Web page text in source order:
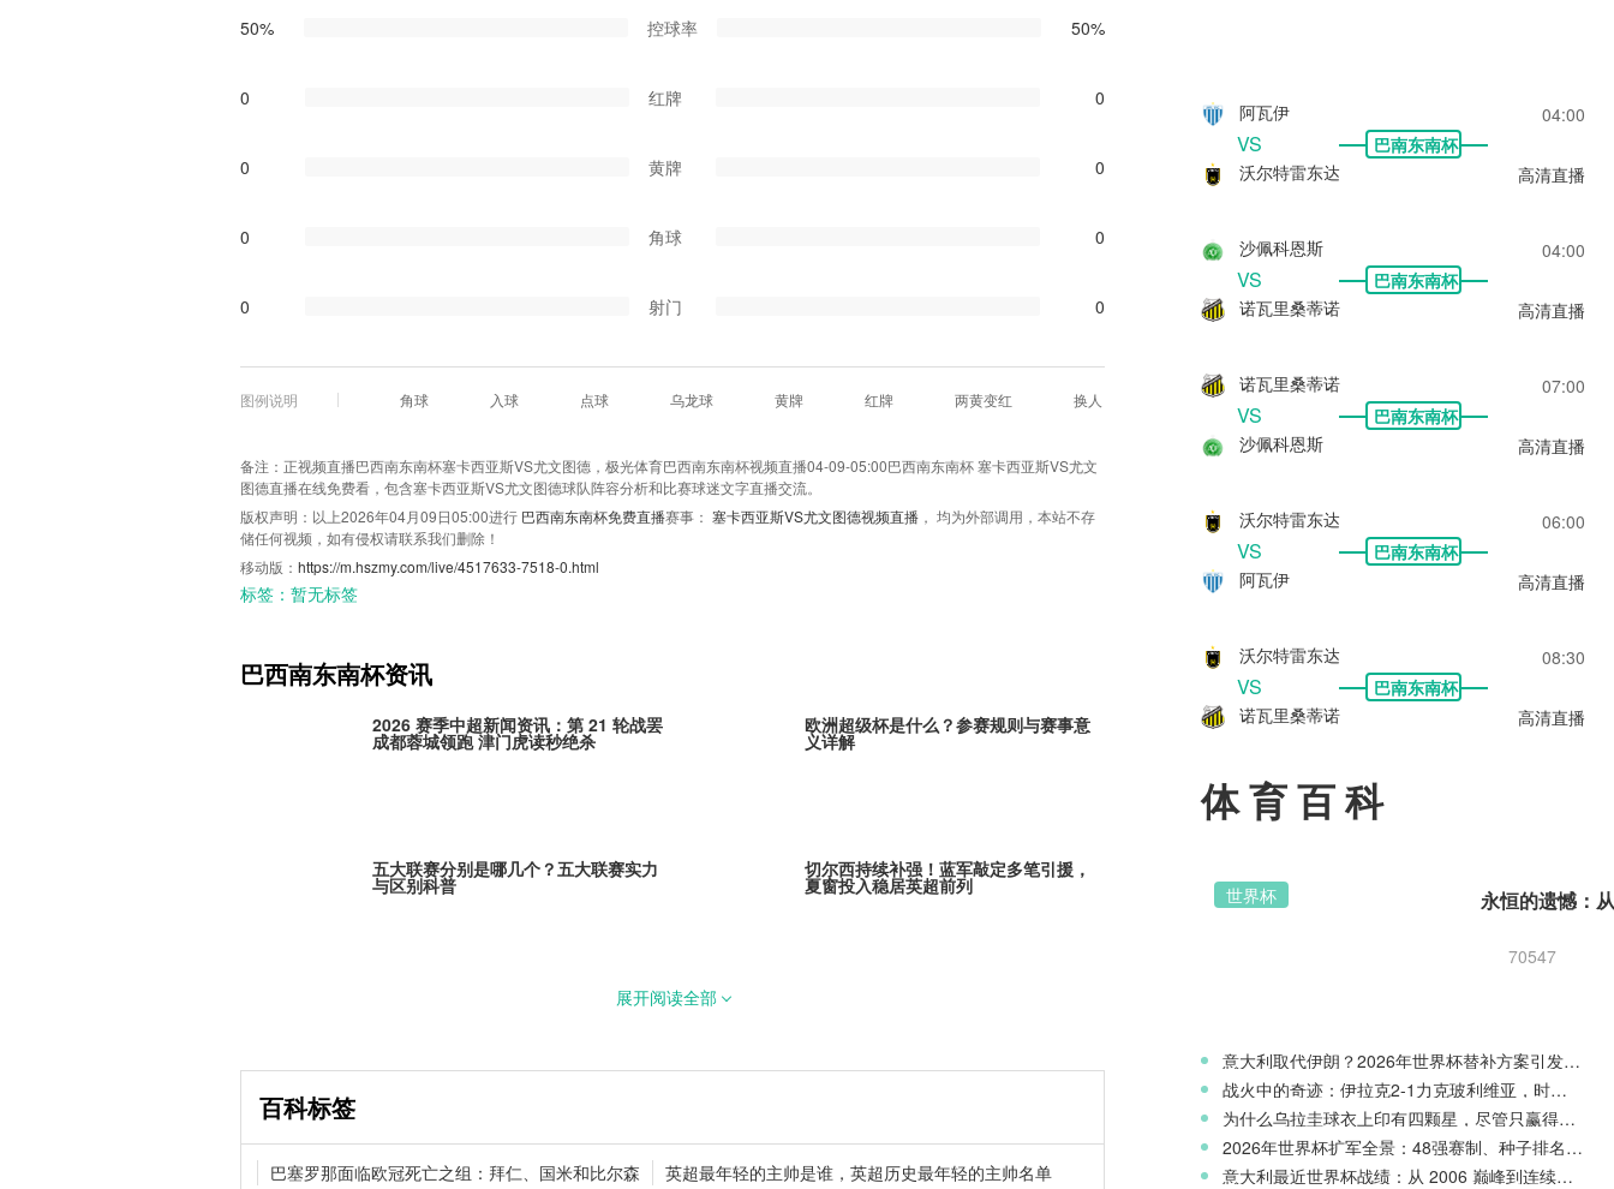
50% 控球率 50%
0 红牌 0
0 黄牌 0
0 角球 0
0 射门 0
图例说明 角球 入球 点球 乌龙球 黄牌 红牌 两黄变红 换人
备注：正视频直播巴西南东南杯塞卡西亚斯VS尤文图德，极光体育巴西南东南杯视频直播04-09-05:00巴西南东南杯 塞卡西亚斯VS尤文
图德直播在线免费看，包含塞卡西亚斯VS尤文图德球队阵容分析和比赛球迷文字直播交流。
版权声明：以上2026年04月09日05:00进行 巴西南东南杯免费直播赛事： 塞卡西亚斯VS尤文图德视频直播 ， 均为外部调用，本站不存
储任何视频，如有侵权请联系我们删除！
移动版： https://m.hszmy.com/live/4517633-7518-0.html
标签： 暂无标签
巴西南东南杯资讯
2026 赛季中超新闻资讯：第 21 轮战罢
成都蓉城领跑 津门虎读秒绝杀
欧洲超级杯是什么？参赛规则与赛事意
义详解
五大联赛分别是哪几个？五大联赛实力
与区别科普
切尔西持续补强！蓝军敲定多笔引援，
夏窗投入稳居英超前列
Here We Go！勒沃库森3000万欧元敲
官宣！拉克鲁瓦5200万镑加盟切尔西，
蓝军补强后防线 继续搭档库里
展开阅读全部
百科标签
巴塞罗那面临欧冠死亡之组：拜仁、国米和比尔森
英超最年轻的主帅是谁，英超历史最年轻的主帅名单
阿瓦伊 04:00
VS
巴南东南杯
沃尔特雷东达
高清直播
沙佩科恩斯 04:00
VS
巴南东南杯
诺瓦里桑蒂诺
高清直播
诺瓦里桑蒂诺 07:00
VS
巴南东南杯
沙佩科恩斯
高清直播
沃尔特雷东达 06:00
VS
巴南东南杯
阿瓦伊
高清直播
沃尔特雷东达 08:30
VS
巴南东南杯
诺瓦里桑蒂诺
高清直播
体育百科
世界杯
70547
意大利取代伊朗？2026年世界杯替补方案引发争议
战火中的奇迹：伊拉克2-1力克玻利维亚，时隔40年重返世界杯舞台
为什么乌拉圭球衣上印有四颗星，尽管只赢得两次世界杯冠军？
2026年世界杯扩军全景：48强赛制、种子排名与淘汰赛新规则
意大利最近世界杯战绩：从 2006 巅峰到连续三届无缘正赛的沉沦